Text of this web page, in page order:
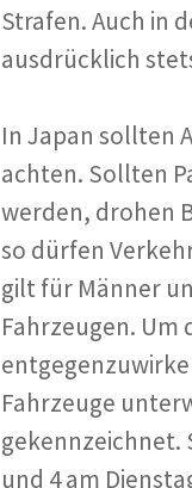
Strafen. Auch in
ausdrücklich
In Japan sollten
achten. Sollten
werden, drohen
so dürfen
gilt für Männer
Fahrzeugen. Um
Fahrzeuge
gekennzeichnet.
und 4 am